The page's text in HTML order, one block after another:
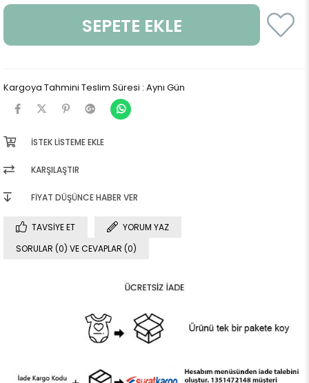
Kargoya Tahmini Teslim Süresi : Aynı Gün
İSTEK LISTEME EKLE
KARŞILAŞTIR
FIYAT DÜŞÜNCE HABER VER
TAVSIYE ET
YORUM YAZ
SORULAR (0) VE CEVAPLAR (0)